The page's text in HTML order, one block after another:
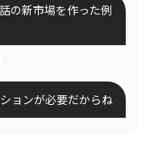
の新市場を作った例
ョンが必要だからね